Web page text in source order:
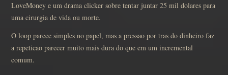
LoveMoney e um drama clicker sobre tentar juntar 25 mil dolares para
uma cirurgia de vida ou morte.
O loop parece simples no papel, mas a pressao por tras do dinheiro faz
a repeticao parecer muito mais dura do que em um incremental
comum.